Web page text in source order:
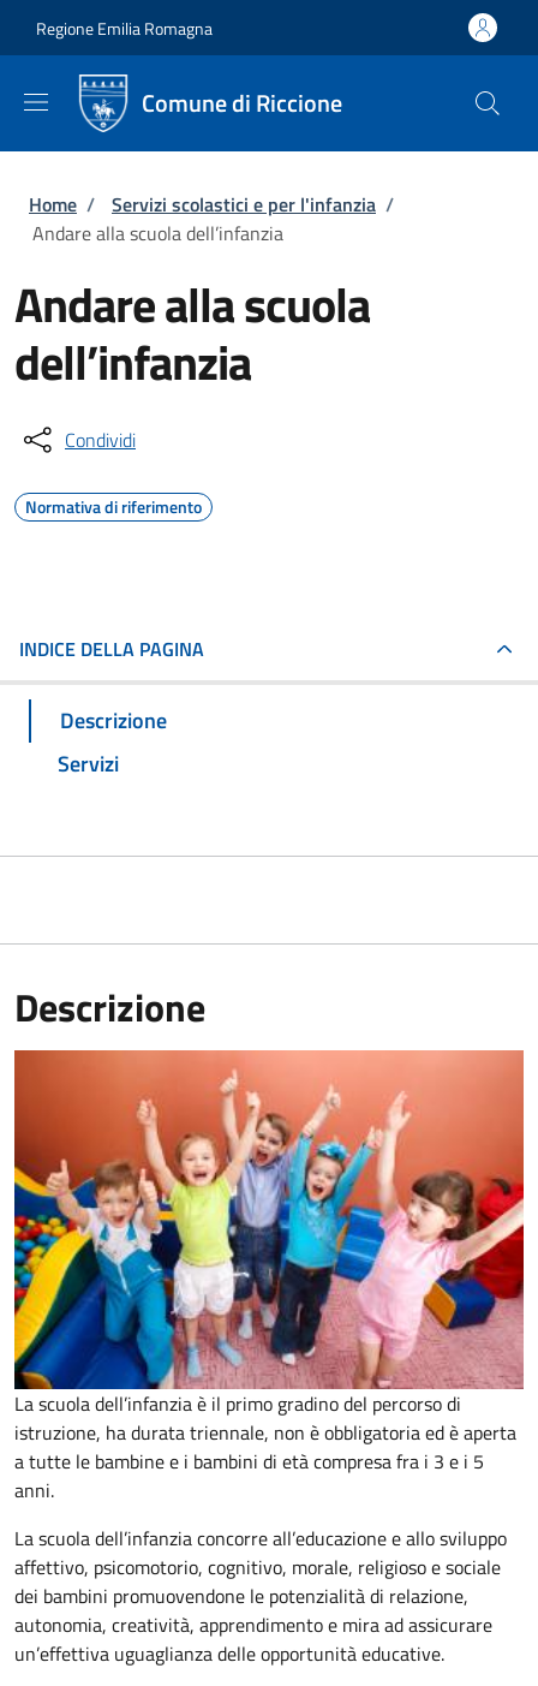
Regione Emilia Romagna
Comune di Riccione
Briciole di pane
Home / Servizi scolastici e per l'infanzia /
Andare alla scuola dell’infanzia
Andare alla scuola
dell’infanzia
Condividi
Normativa di riferimento
INDICE DELLA PAGINA
Descrizione
Servizi
Descrizione
La scuola dell’infanzia è il primo gradino del percorso di
istruzione, ha durata triennale, non è obbligatoria ed è aperta
a tutte le bambine e i bambini di età compresa fra i 3 e i 5
anni.
La scuola dell’infanzia concorre all’educazione e allo sviluppo
affettivo, psicomotorio, cognitivo, morale, religioso e sociale
dei bambini promuovendone le potenzialità di relazione,
autonomia, creatività, apprendimento e mira ad assicurare
un’effettiva uguaglianza delle opportunità educative.